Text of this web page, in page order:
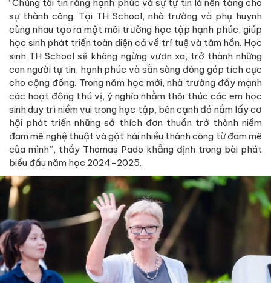
“Chúng tôi tin rằng hạnh phúc và sự tự tin là nền tảng cho
sự thành công. Tại TH School, nhà trường và phụ huynh
cùng nhau tạo ra một môi trường học tập hạnh phúc, giúp
học sinh phát triển toàn diện cả về trí tuệ và tâm hồn. Học
sinh TH School sẽ không ngừng vươn xa, trở thành những
con người tự tin, hạnh phúc và sẵn sàng đóng góp tích cực
cho cộng đồng. Trong năm học mới, nhà trường đẩy mạnh
các hoạt động thú vị, ý nghĩa nhằm thôi thúc các em học
sinh duy trì niềm vui trong học tập, bên cạnh đó nắm lấy cơ
hội phát triển những sở thích đơn thuần trở thành niềm
đam mê nghệ thuật và gặt hái nhiều thành công từ đam mê
của mình”, thầy Thomas Pado khẳng định trong bài phát
biểu đầu năm học 2024-2025.